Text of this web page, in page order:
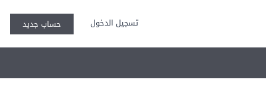
تسجيل الدخول حساب جديد